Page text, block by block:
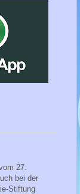
27.
bei der
Stiftung